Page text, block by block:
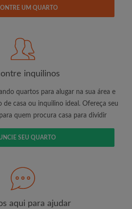
e comece a procurar
ilimitadas para todos os
visitas aos quartos
um quarto
UM QUARTO
inquilinos
quartos para alugar na sua área e
casa ou inquilino ideal. Ofereça seu
quem procura casa para dividir
SEU QUARTO
aqui para ajudar